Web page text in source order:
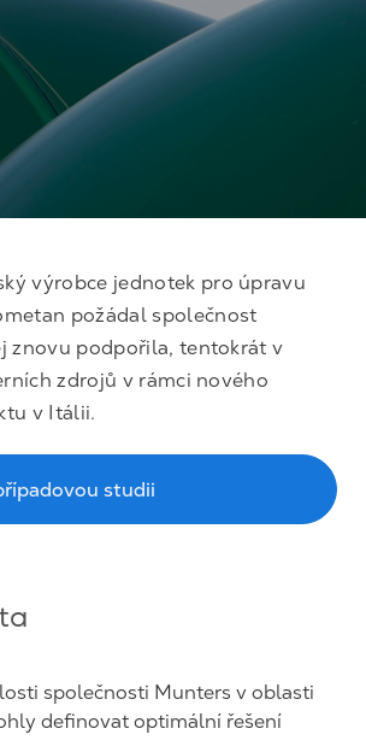
výrobce jednotek pro úpravu
požádal společnost
znovu podpořila, tentokrát v
zdrojů v rámci nového
v Itálii.
studii
společnosti Munters v oblasti
definovat optimální řešení